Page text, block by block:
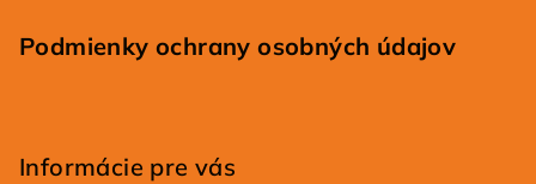
Podmienky ochrany osobných údajov
Informácie pre vás